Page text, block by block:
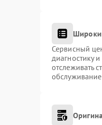
Сервисный
диагностику
отслеживать